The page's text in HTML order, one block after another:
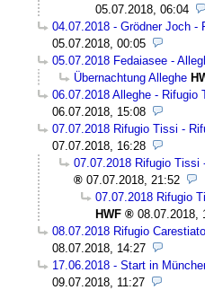
05.07.2018, 06:04
04.07.2018 - Grödner Joch -
05.07.2018, 00:05
05.07.2018 Fedaiasee -
Übernachtung Alleghe
06.07.2018 Alleghe - Rifugio
06.07.2018, 15:08
07.07.2018 Rifugio Tissi -
07.07.2018, 16:28
07.07.2018 Rifugio Tissi
07.07.2018, 21:52
07.07.2018 Rifugio
HWF
08.07.2018,
08.07.2018 Rifugio
08.07.2018, 14:27
17.06.2018 - Start in
09.07.2018, 11:27